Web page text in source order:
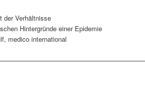
der Verhältnisse
Hintergründe einer Epidemie
medico international